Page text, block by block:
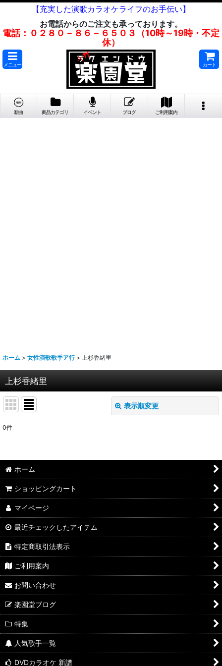
【充実した演歌カラオケライフのお手伝い】
お電話からのご注文も承っております。
電話：０２８０－８６－６５０３（10時～19時・不定
休）
メニュー カート
新曲 商品カテゴリ イベント ブログ ご利用案内
ホーム > 女性演歌歌手ア行 > 上杉香緒里
上杉香緒里
表示順変更
並び順:
0件
ホーム
ショッピングカート
マイページ
最近チェックしたアイテム
特定商取引法表示
ご利用案内
お問い合わせ
楽園堂ブログ
特集
人気歌手一覧
DVDカラオケ 新譜